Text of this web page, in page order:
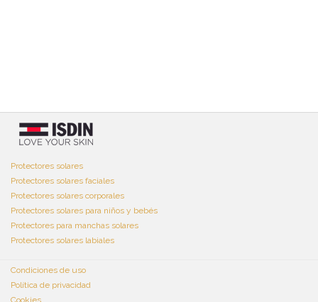
Protectores solares
Protectores solares faciales
Protectores solares corporales
Protectores solares para niños y bebés
Protectores para manchas solares
Protectores solares labiales
Condiciones de uso
Política de privacidad
Cookies